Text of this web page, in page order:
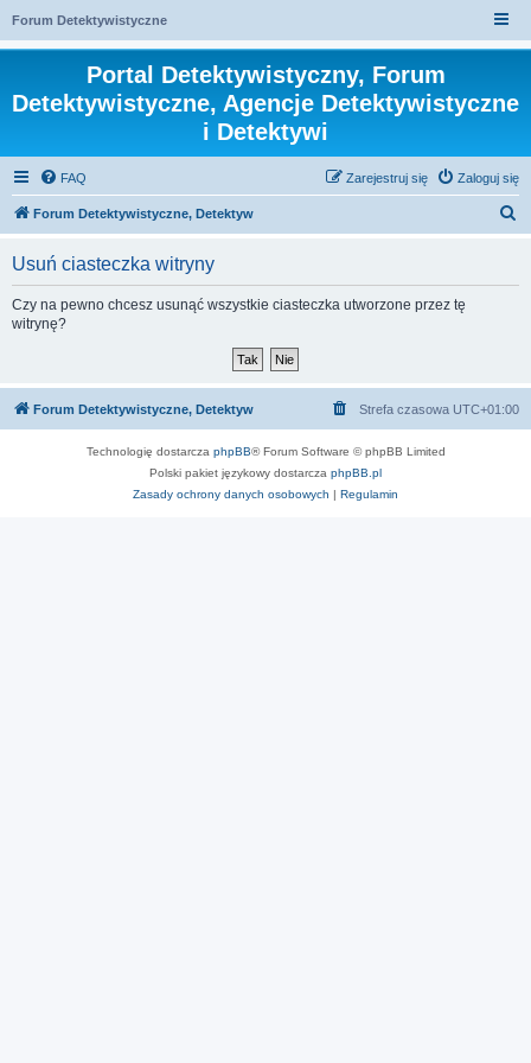
Forum Detektywistyczne
Portal Detektywistyczny, Forum
Detektywistyczne, Agencje Detektywistyczne
i Detektywi
FAQ Zaloguj się
Zarejestruj się
Forum Detektywistyczne, Detektyw
Usuń ciasteczka witryny
Czy na pewno chcesz usunąć wszystkie ciasteczka utworzone przez tę
witrynę?
Forum Detektywistyczne, Detektyw Strefa czasowa UTC+01:00
Technologię dostarcza phpBB® Forum Software © phpBB Limited
Polski pakiet językowy dostarcza phpBB.pl
Zasady ochrony danych osobowych | Regulamin